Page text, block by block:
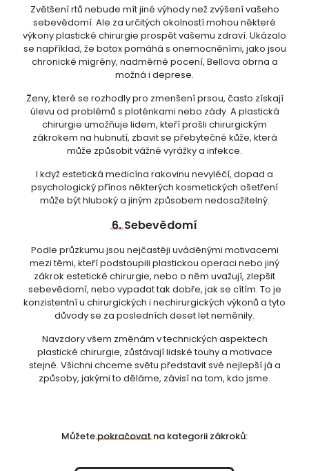
Zvětšení rtů nebude mít jiné výhody než zvýšení vašeho
sebevědomí. Ale za určitých okolností mohou některé
výkony plastické chirurgie prospět vašemu zdraví. Ukázalo
se například, že botox pomáhá s onemocněními, jako jsou
chronické migrény, nadměrné pocení, Bellova obrna a
možná i deprese.
Ženy, které se rozhodly pro zmenšení prsou, často získají
úlevu od problémů s ploténkami nebo zády. A plastická
chirurgie umožňuje lidem, kteří prošli chirurgickým
zákrokem na hubnutí, zbavit se přebytečné kůže, která
může způsobit vážné vyrážky a infekce.
I když estetická medicína rakovinu nevyléčí, dopad a
psychologický přínos některých kosmetických ošetření
může být hluboký a jiným způsobem nedosažitelný.
6.Sebevědomí
Podle průzkumu jsou nejčastěji uváděnými motivacemi
mezi těmi, kteří podstoupili plastickou operaci nebo jiný
zákrok estetické chirurgie, nebo o něm uvažují, zlepšit
sebevědomí, nebo vypadat tak dobře, jak se cítím. To je
konzistentní u chirurgických i nechirurgických výkonů a tyto
důvody se za posledních deset let neměnily.
Navzdory všem změnám v technických aspektech
plastické chirurgie, zůstávají lidské touhy a motivace
stejné. Všichni chceme světu představit své nejlepší já a
způsoby, jakými to děláme, závisí na tom, kdo jsme.
Můžetepokračovatna kategorii zákroků: